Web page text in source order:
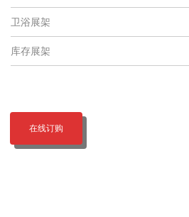
卫浴展架
库存展架
在线订购